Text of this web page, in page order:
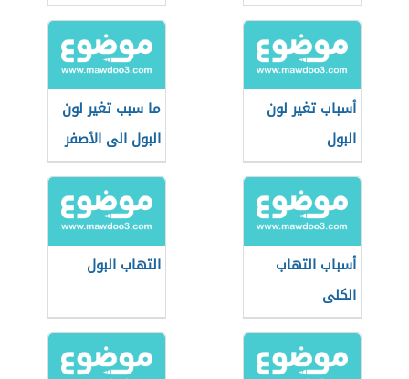
أسباب تغير لون
البول
ما سبب تغير لون
البول الى الأصفر
الغامق
أسباب التهاب
الكلى
التهاب البول